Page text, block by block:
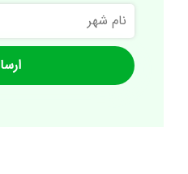
نام
شهر